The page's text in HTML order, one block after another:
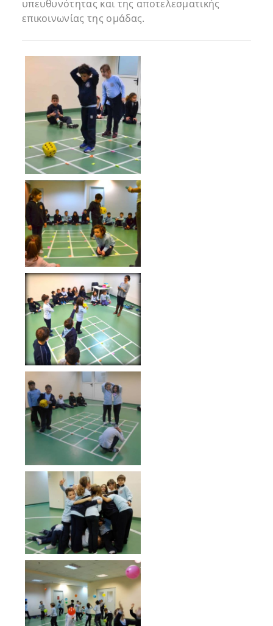
υπευθυνότητας και της αποτελεσματικής
επικοινωνίας της ομάδας.